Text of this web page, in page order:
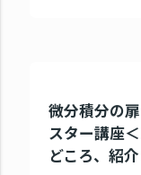
微分積分の
スター講座
どころ、紹